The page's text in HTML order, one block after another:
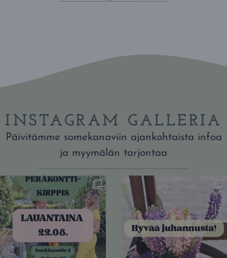
INSTAGRAM GALLERIA
Päivitämme somekanaviin ajankohtaista infoa
ja myymälän tarjontaa